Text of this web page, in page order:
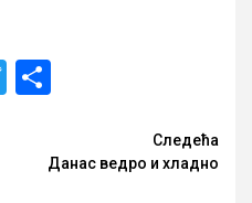
Twitter
Следећа
Данас ведро и хладно